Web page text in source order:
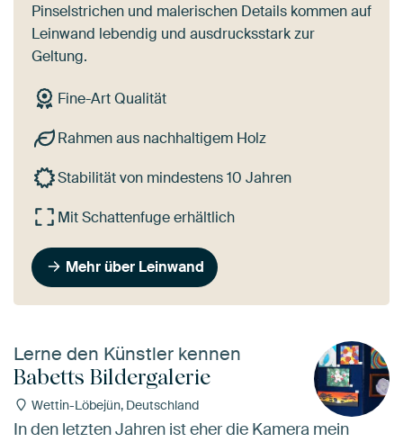
Pinselstrichen und malerischen Details kommen auf
Leinwand lebendig und ausdrucksstark zur
Geltung.
Fine-Art Qualität
Rahmen aus nachhaltigem Holz
Stabilität von mindestens 10 Jahren
Mit Schattenfuge erhältlich
Mehr über Leinwand
Lerne den Künstler kennen
Babetts Bildergalerie
Wettin-Löbejün, Deutschland
In den letzten Jahren ist eher die Kamera mein